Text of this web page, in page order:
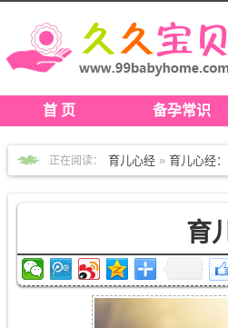
首 页 备孕常识
正在阅读： 育儿心经 » 育儿心经
育